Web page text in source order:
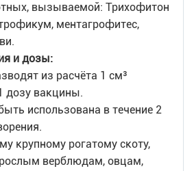
вызываемой: Трихофитон
ментагрофитес,
и дозы:
из расчёта 1 см³
дозу вакцины.
использована в течение 2
крупному рогатому скоту,
верблюдам, овцам,